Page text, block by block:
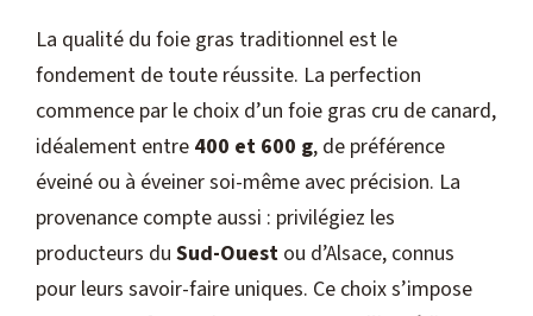
La qualité du foie gras traditionnel est le
fondement de toute réussite. La perfection
commence par le choix d’un foie gras cru de canard,
idéalement entre 400 et 600 g, de préférence
éveiné ou à éveiner soi-même avec précision. La
provenance compte aussi : privilégiez les
producteurs du Sud-Ouest ou d’Alsace, connus
pour leurs savoir-faire uniques. Ce choix s’impose